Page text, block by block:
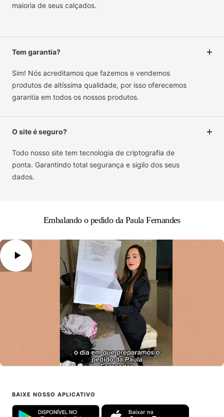
maioria de seus calçados.
Tem garantia?
Sim! Nós acreditamos que fazemos e vendemos
produtos de altíssima qualidade, por isso oferecemos
garantia em todos os nossos produtos.
O site é seguro?
Todo nosso site tem tecnologia de criptografia de
ponta. Garantindo total segurança e sigilo dos seus
dados.
Embalando o pedido da Paula Fernandes
BAIXE NOSSO APLICATIVO